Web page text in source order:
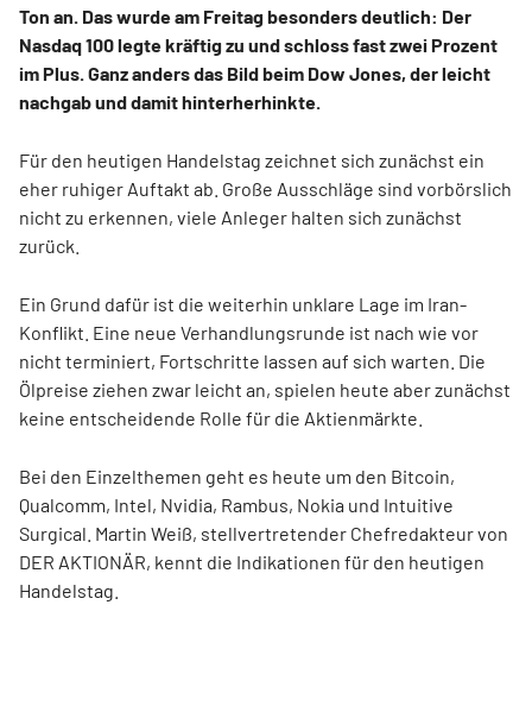
Ton an. Das wurde am Freitag besonders deutlich: Der
Nasdaq 100 legte kräftig zu und schloss fast zwei Prozent
im Plus. Ganz anders das Bild beim Dow Jones, der leicht
nachgab und damit hinterherhinkte.
Für den heutigen Handelstag zeichnet sich zunächst ein
eher ruhiger Auftakt ab. Große Ausschläge sind vorbörslich
nicht zu erkennen, viele Anleger halten sich zunächst
zurück.
Ein Grund dafür ist die weiterhin unklare Lage im Iran-
Konflikt. Eine neue Verhandlungsrunde ist nach wie vor
nicht terminiert, Fortschritte lassen auf sich warten. Die
Ölpreise ziehen zwar leicht an, spielen heute aber zunächst
keine entscheidende Rolle für die Aktienmärkte.
Bei den Einzelthemen geht es heute um den Bitcoin,
Qualcomm, Intel, Nvidia, Rambus, Nokia und Intuitive
Surgical. Martin Weiß, stellvertretender Chefredakteur von
DER AKTIONÄR, kennt die Indikationen für den heutigen
Handelstag.